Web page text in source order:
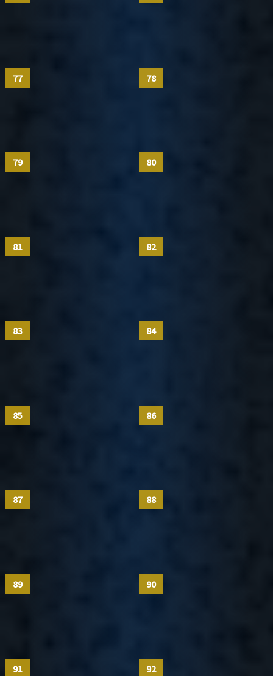
77 78
79 80
81 82
83 84
85 86
87 88
89 90
91 92